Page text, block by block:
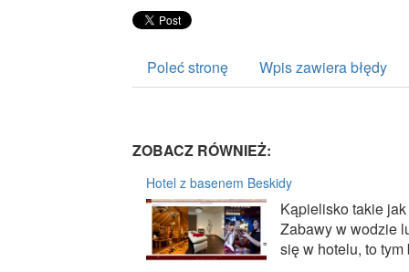
Poleć stronę Wpis zawiera błędy
ZOBACZ RÓWNIEŻ:
Hotel z basenem Beskidy
Kąpielisko takie
Zabawy w wodzie
się w hotelu, to